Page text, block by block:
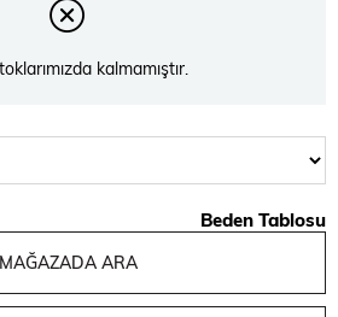
kalmamıştır.
Beden Tablosu
MAĞAZADA ARA